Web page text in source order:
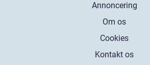
Annoncering
Om os
Cookies
Kontakt os